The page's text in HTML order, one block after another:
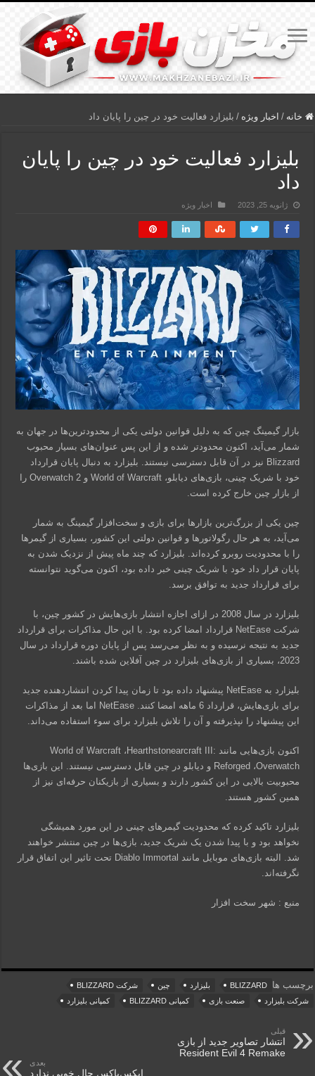
خانه / اخبار ویژه / بلیزارد فعالیت خود در چین را پایان داد
بلیزارد فعالیت خود در چین را پایان
داد
ژانویه 25, 2023 اخبار ویژه
بازار گیمینگ چین که به دلیل قوانین دولتی یکی از محدودترین‌ها در جهان به
شمار می‌آید، اکنون محدودتر شده و از این پس عنوان‌های بسیار محبوب
Blizzard نیز در آن قابل دسترسی نیستند. بلیزارد به دنبال پایان قرارداد
خود با شریک چینی، بازی‌های دیابلو، World of Warcraft و Overwatch 2 را
از بازار چین خارج کرده است.
چین یکی از بزرگ‌ترین بازارها برای بازی و سخت‌افزار گیمینگ به شمار
می‌آید، به هر حال رگولاتورها و قوانین دولتی این کشور، بسیاری از گیمرها
را با محدودیت روبرو کرده‌اند. بلیزارد که چند ماه پیش از نزدیک شدن به
پایان قرار داد خود با شریک چینی خبر داده بود، اکنون می‌گوید نتوانسته
برای قرارداد جدید به توافق برسد.
بلیزارد در سال 2008 در ازای اجازه انتشار بازی‌هایش در کشور چین، با
شرکت NetEase قرارداد امضا کرده بود. با این حال مذاکرات برای قرارداد
جدید به نتیجه نرسیده و به نظر می‌رسد پس از پایان دوره قرارداد در سال
2023، بسیاری از بازی‌های بلیزارد در چین آفلاین شده‌ باشند.
بلیزارد به NetEase پیشنهاد داده بود تا زمان پیدا کردن انتشاردهنده جدید
برای بازی‌هایش، قرارداد 6 ماهه امضا کنند. NetEase اما بعد از مذاکرات
این پیشنهاد را نپذیرفته و آن را تلاش بلیزارد برای سوء استفاده می‌داند.
اکنون بازی‌هایی مانند World of Warcraft ،Hearthstonearcraft III:
Reforged ،Overwatch و دیابلو در چین قابل دسترسی نیستند. این بازی‌ها
محبوبیت بالایی در این کشور دارند و بسیاری از بازیکنان حرفه‌ای نیز از
همین کشور هستند.
بلیزارد تاکید کرده که محدودیت گیمرهای چینی در این مورد همیشگی
نخواهد بود و با پیدا شدن یک شریک جدید، بازی‌ها در چین منتشر خواهند
شد. البته بازی‌های موبایل مانند Diablo Immortal تحت تاثیر این اتفاق قرار
نگرفته‌اند.
منبع : شهر سخت افزار
برچسب ها BLIZZARD بلیزارد چین
شرکت BLIZZARD
شرکت بلیزارد
صنعت بازی کمپانی BLIZZARD کمپانی بلیزارد
قبلی
انتشار تصاویر جدید از بازی
Resident Evil 4 Remake
بعدی
ایکس‌باکس حال خوبی ندارد